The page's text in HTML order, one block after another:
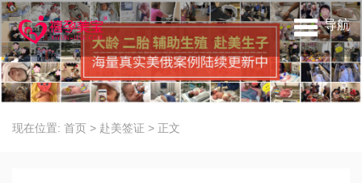
导航
现在位置: 首页 > 赴美签证 > 正文